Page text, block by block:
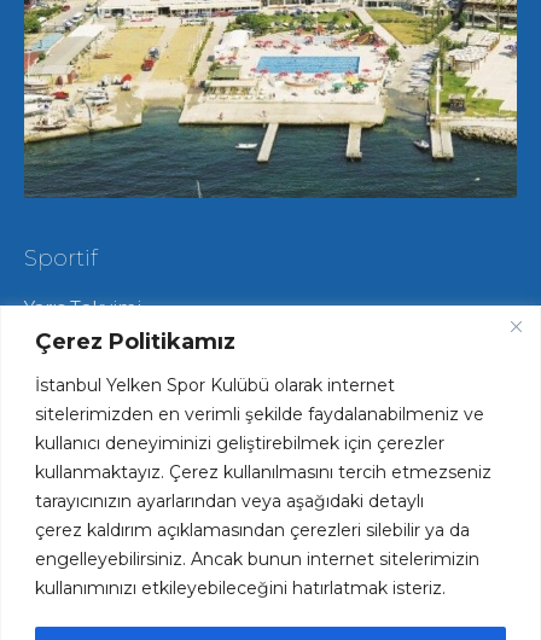
Çerez Politikamız
İstanbul Yelken Spor Kulübü olarak internet
sitelerimizden en verimli şekilde faydalanabilmeniz ve
kullanıcı deneyiminizi geliştirebilmek için çerezler
kullanmaktayız. Çerez kullanılmasını tercih etmezseniz
tarayıcınızın ayarlarından veya aşağıdaki detaylı
çerez kaldırım açıklamasından çerezleri silebilir ya da
engelleyebilirsiniz. Ancak bunun internet sitelerimizin
kullanımınızı etkileyebileceğini hatırlatmak isteriz.
Sportif
Yarış Takvimi
Hareketli Salma Yarışları
Yat Yarışları
Radyo Yelken Yarışları
Lisans ve Vize İşlemleri
Tekne Park ve Çekek Hizmetlerimiz
Hızlı Erişim
Haftalık Spesiyal Menü
Plaj ve Havuz Fiyatları